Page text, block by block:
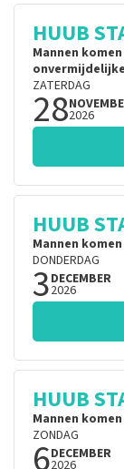
HUUB
Mannen
ZATERDAG
282026
HUUB
Mannen
DONDERDAG
3DECEMBER
2026
HUUB
Mannen
ZONDAG
DECEMBER